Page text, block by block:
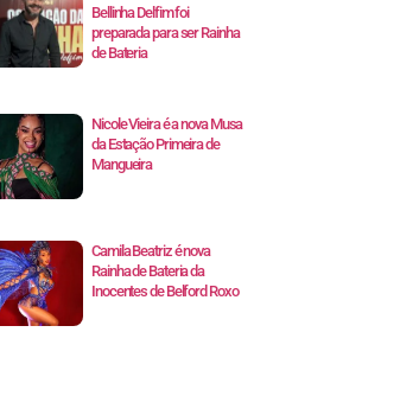
Bellinha Delfim foi
preparada para ser Rainha
de Bateria
Nicole Vieira é a nova Musa
da Estação Primeira de
Mangueira
Camila Beatriz é nova
Rainha de Bateria da
Inocentes de Belford Roxo